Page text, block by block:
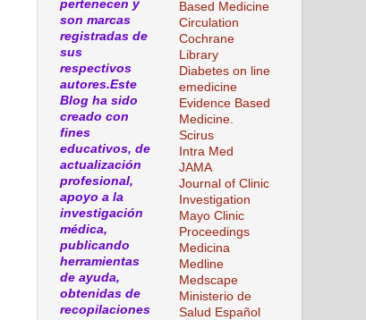
pertenecen y
son marcas
registradas de
sus
respectivos
autores.Este
Blog ha sido
creado con
fines
educativos, de
actualización
profesional,
apoyo a la
investigación
médica,
publicando
herramientas
de ayuda,
obtenidas de
recopilaciones
Based Medicine
Circulation
Cochrane
Library
Diabetes on line
emedicine
Evidence Based
Medicine.
Scirus
Intra Med
JAMA
Journal of Clinic
Investigation
Mayo Clinic
Proceedings
Medicina
Medline
Medscape
Ministerio de
Salud Español